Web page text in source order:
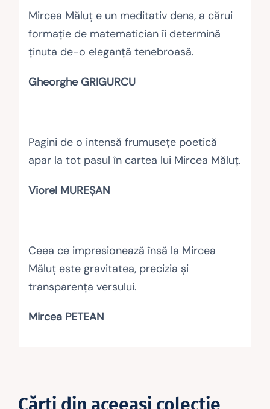
Mircea Măluţ e un meditativ dens, a cărui
formaţie de matematician îi determină
ţinuta de-o eleganţă tenebroasă.
Gheorghe GRIGURCU
Pagini de o intensă frumuseţe poetică
apar la tot pasul în cartea lui Mircea Măluţ.
Viorel MUREȘAN
Ceea ce impresionează însă la Mircea
Măluţ este gravitatea, precizia şi
transparenţa versului.
Mircea PETEAN